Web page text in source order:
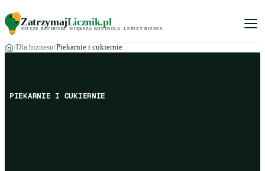
ZatrzymajLicznik.pl
NIŻSZE RACHUNKI. WIĘKSZA KONTROLA LEPSZY BIZNES
Dla biznesu Piekarnie i cukiernie
PIEKARNIE I CUKIERNIE